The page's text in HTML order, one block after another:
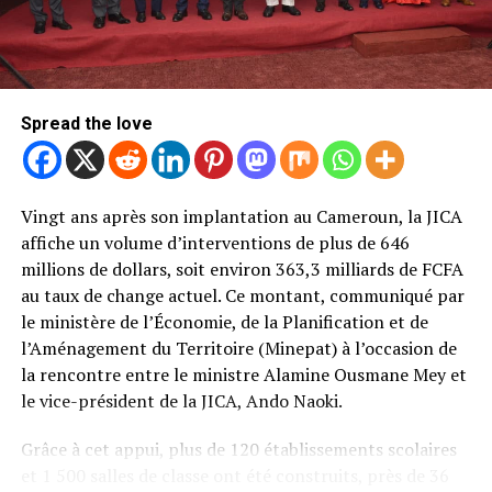
C’est dans cette logique que le ministère du Commerce
met désormais le Nigeria au premier plan. Le voisin de
l’ouest réunit plusieurs atouts. Avec près de245
millions d’habitantset une capacité annuelle de
transformation estimée à
un marché régional d’une toute autre dimension. Le
Cameroun entend également capitaliser sur sa propre
Les chiffres de l’ONCC illustrent cette évolution. En une
seule campagne, les volumes transformés localement
ont progressé de près de 28 %, atteignant109 431
tonnes. Cette progression conforte l’ambition des
autorités de faire de la transformation un levier de
création de valeur. Le ministère estime par ailleurs que
les capacités industrielles installées avoisinent
volumes produits ces dernières années.
Spread the love
Vingt ans après son implantation au Cameroun, la JICA
affiche un volume d’interventions de plus de 646
millions de dollars, soit environ 363,3 milliards de FCFA
au taux de change actuel. Ce montant, communiqué par
le ministère de l’Économie, de la Planification et de
l’Aménagement du Territoire (Minepat) à l’occasion de
la rencontre entre le ministre Alamine Ousmane Mey et
le vice-président de la JICA, Ando Naoki.
Grâce à cet appui, plus de 120 établissements scolaires